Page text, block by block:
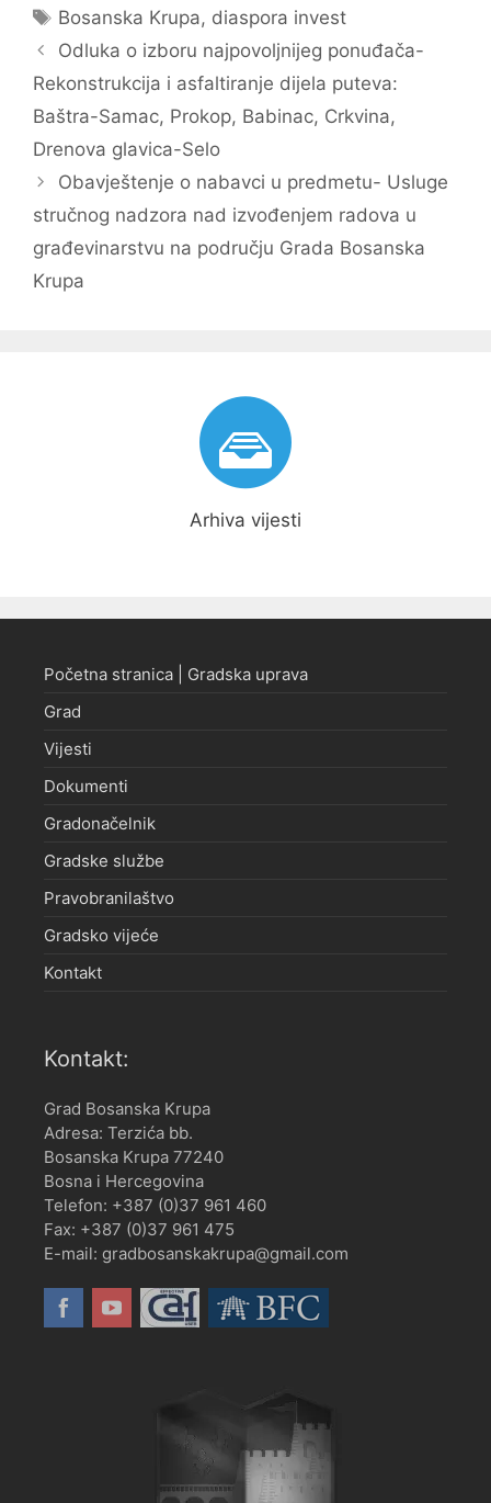
Oznake
Bosanska Krupa, diaspora invest
Navigacija
objava
Odluka o izboru najpovoljnijeg ponuđača-
Rekonstrukcija i asfaltiranje dijela puteva:
Baštra-Samac, Prokop, Babinac, Crkvina,
Drenova glavica-Selo
Obavještenje o nabavci u predmetu- Usluge
stručnog nadzora nad izvođenjem radova u
građevinarstvu na području Grada Bosanska
Krupa
Arhiva vijesti
Početna stranica | Gradska uprava
Grad
Vijesti
Dokumenti
Gradonačelnik
Gradske službe
Pravobranilaštvo
Gradsko vijeće
Kontakt
Kontakt:
Grad Bosanska Krupa
Adresa: Terzića bb.
Bosanska Krupa 77240
Bosna i Hercegovina
Telefon: +387 (0)37 961 460
Fax: +387 (0)37 961 475
E-mail: gradbosanskakrupa@gmail.com